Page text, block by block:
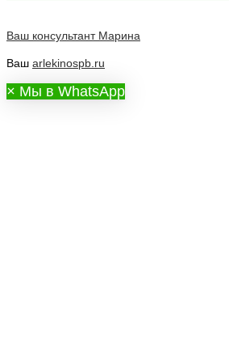
Ваш консультант Марина
Ваш arlekinospb.ru
× Мы в WhatsApp